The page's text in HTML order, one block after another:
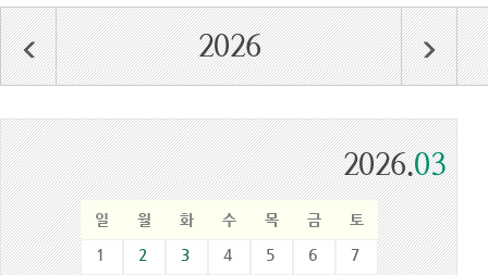
2026
2026.03
일 월 화 수 목 금
토
1
2 3 4 5 6 7